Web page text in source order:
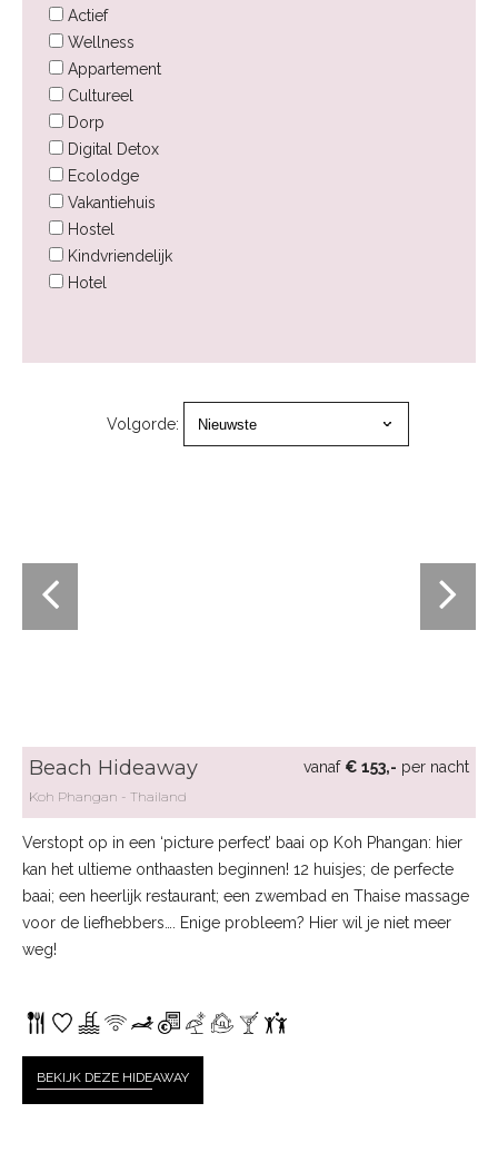
Actief
Wellness
Appartement
Cultureel
Dorp
Digital Detox
Ecolodge
Vakantiehuis
Hostel
Kindvriendelijk
Hotel
Volgorde:
vanaf € 153,- per nacht
Beach Hideaway
Koh Phangan Thailand
Verstopt op in een ‘picture perfect’ baai op Koh Phangan: hier
kan het ultieme onthaasten beginnen! 12 huisjes; de perfecte
baai; een heerlijk restaurant; een zwembad en Thaise massage
voor de liefhebbers…. Enige probleem? Hier wil je niet meer
weg!
BEKIJK DEZE HIDEAWAY